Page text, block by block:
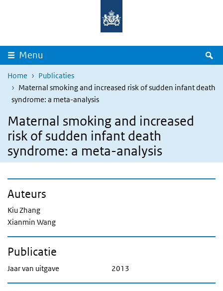
Overslaan en naar de inhoud gaan
Menu
Home
Publicaties
Maternal smoking and increased risk of sudden infant death
syndrome: a meta-analysis
Maternal smoking and increased
risk of sudden infant death
syndrome: a meta-analysis
Auteurs
Kiu Zhang
Xianmin Wang
Publicatie
Jaar van uitgave 2013